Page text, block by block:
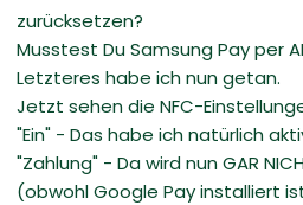
zurücksetzen?
Musstest Du Samsung Pay per
Letzteres habe ich nun getan.
Jetzt sehen die NFC-
"Ein" - Das habe ich natürlich
"Zahlung" - Da wird nun GAR
(obwohl Google Pay installiert